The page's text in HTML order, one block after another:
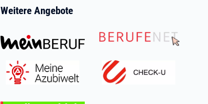
Weitere Angebote